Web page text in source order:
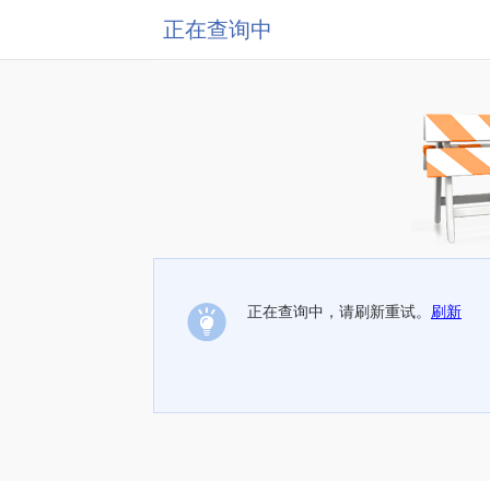
正在查询中
正在查询中，请刷新重试。 刷新